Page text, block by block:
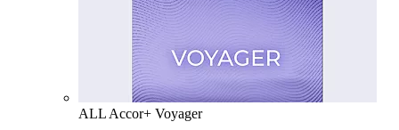
ALL Accor+ Voyager